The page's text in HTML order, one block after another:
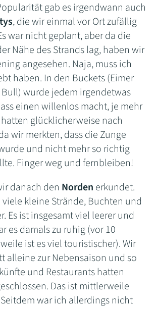
gab es irgendwann auch
, die wir einmal vor Ort zufällig
war nicht geplant, aber da die
Nähe des Strands lag, haben wir
angesehen. Naja, muss ich
haben. In den Buckets (Eimer
wurde jedem irgendetwas
einen willenlos macht, je mehr
glücklicherweise nach
wir merkten, dass die Zunge
und nicht mehr so richtig
Finger weg und fernbleiben!
danach den Norden erkundet.
kleine Strände, Buchten und
Es ist insgesamt viel leerer und
es damals zu ruhig (vor 10
ist es viel touristischer). Wir
alleine zur Nebensaison und so
und Restaurants hatten
Das ist mittlerweile
war ich allerdings nicht